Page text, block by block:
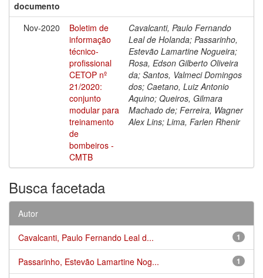
documento
Nov-2020
Boletim de
informação
técnico-
profissional
CETOP nº
21/2020:
conjunto
modular para
treinamento
de
bombeiros -
CMTB
Cavalcanti, Paulo Fernando
Leal de Holanda; Passarinho,
Estevão Lamartine Nogueira;
Rosa, Edson Gilberto Oliveira
da; Santos, Valmeci Domingos
dos; Caetano, Luiz Antonio
Aquino; Queiros, Gilmara
Machado de; Ferreira, Wagner
Alex Lins; Lima, Farlen Rhenir
Busca facetada
Autor
1
Cavalcanti, Paulo Fernando Leal d...
1
Passarinho, Estevão Lamartine Nog...